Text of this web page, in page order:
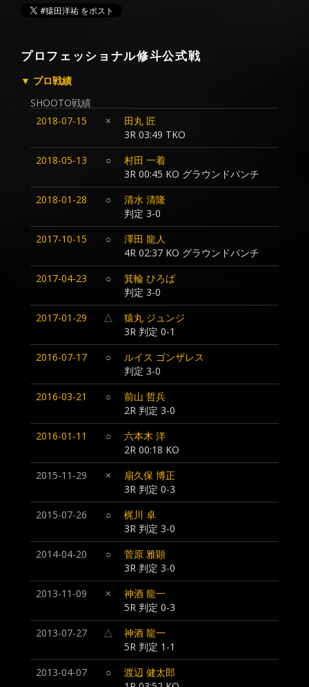
プロフェッショナル修斗公式戦
▼ プロ戦績
SHOOTO戦績
2018-07-15
×
田丸 匠
3R 03:49 TKO
2018-05-13
○
村田 一着
3R 00:45 KO グラウンドパンチ
2018-01-28
○
清水 清隆
判定 3-0
2017-10-15
○
澤田 龍人
4R 02:37 KO グラウンドパンチ
2017-04-23
○
箕輪 ひろば
判定 3-0
2017-01-29
△
猿丸 ジュンジ
3R 判定 0-1
2016-07-17
○
ルイス ゴンザレス
判定 3-0
2016-03-21
○
前山 哲兵
2R 判定 3-0
2016-01-11
○
六本木 洋
2R 00:18 KO
2015-11-29
×
扇久保 博正
3R 判定 0-3
2015-07-26
○
梶川 卓
3R 判定 3-0
2014-04-20
○
菅原 雅顕
3R 判定 3-0
2013-11-09
×
神酒 龍一
5R 判定 0-3
2013-07-27
△
神酒 龍一
5R 判定 1-1
2013-04-07
○
渡辺 健太郎